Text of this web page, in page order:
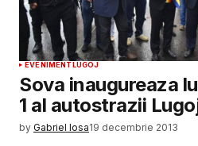
EVENIMENTLUGOJ
Sova inaugureaza
1 al autostrazii
by Gabriel Iosa19 decembrie 2013